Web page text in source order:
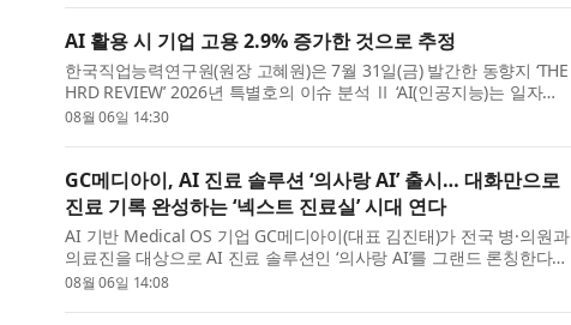
AI 활용 시 기업 고용 2.9% 증가한 것으로 추정
한국직업능력연구원(원장 고혜원)은 7월 31일(금) 발간한 동향지 ‘THE
HRD REVIEW’ 2026년 특별호의 이슈 분석 Ⅱ ‘AI(인공지능)는 일자리
를 줄이는가 - ‘기업활동조사’ 패널로 본 AI 활용의 고용 효과’를 통해
08월 06일 14:30
GC메디아이, AI 진료 솔루션 ‘의사랑 AI’ 출시… 대화만으로
진료 기록 완성하는 ‘넥스트 진료실’ 시대 연다
AI 기반 Medical OS 기업 GC메디아이(대표 김진태)가 전국 병·의원과
의료진을 대상으로 AI 진료 솔루션인 ‘의사랑 AI’를 그랜드 론칭한다고
6일 밝혔다. ‘의사랑 AI’는 ‘시작, 넥스트 진료실’이라는 슬로건 아래, 국
08월 06일 14:08